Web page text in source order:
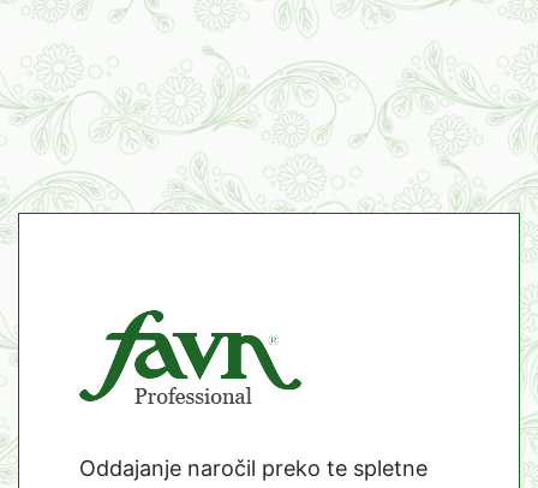
Oddajanje naročil preko te spletne